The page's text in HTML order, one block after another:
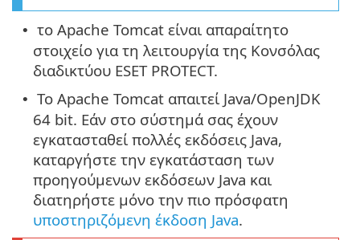
• το Apache Tomcat είναι απαραίτητο
στοιχείο για τη λειτουργία της Κονσόλας
διαδικτύου ESET PROTECT.
• Το Apache Tomcat απαιτεί Java/OpenJDK
64 bit. Εάν στο σύστημά σας έχουν
εγκατασταθεί πολλές εκδόσεις Java,
καταργήστε την εγκατάσταση των
προηγούμενων εκδόσεων Java και
διατηρήστε μόνο την πιο πρόσφατη
υποστηριζόμενη έκδοση Java.